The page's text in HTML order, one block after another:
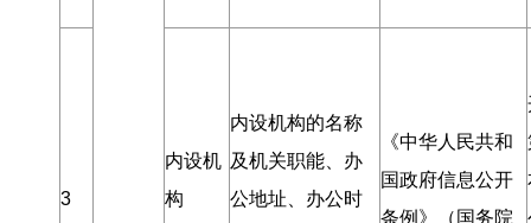
3
内设机
构
内设机构的名称
及机关职能、办
公地址、办公时
《中华人民共和
国政府信息公开
条例》（国务院